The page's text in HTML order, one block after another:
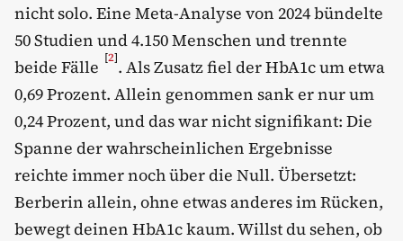
nicht solo. Eine Meta-Analyse von 2024 bündelte
50 Studien und 4.150 Menschen und trennte
beide Fälle [2]. Als Zusatz fiel der HbA1c um etwa
0,69 Prozent. Allein genommen sank er nur um
0,24 Prozent, und das war nicht signifikant: Die
Spanne der wahrscheinlichen Ergebnisse
reichte immer noch über die Null. Übersetzt:
Berberin allein, ohne etwas anderes im Rücken,
bewegt deinen HbA1c kaum. Willst du sehen, ob